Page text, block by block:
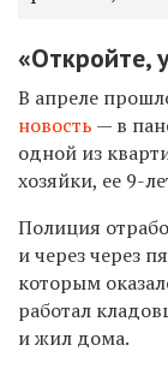
«Откройте,
В апреле
новость — в
одной из
хозяйки, ее 9-
Полиция
и через через
которым
работал
и жил дома.